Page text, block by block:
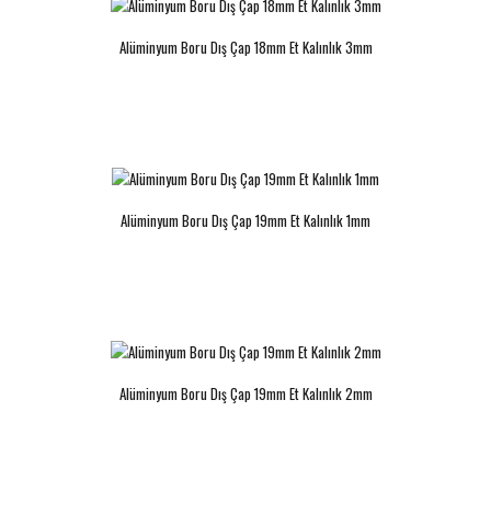
Alüminyum Boru Dış Çap 18mm Et Kalınlık 3mm
Alüminyum Boru Dış Çap 19mm Et Kalınlık 1mm
Alüminyum Boru Dış Çap 19mm Et Kalınlık 2mm